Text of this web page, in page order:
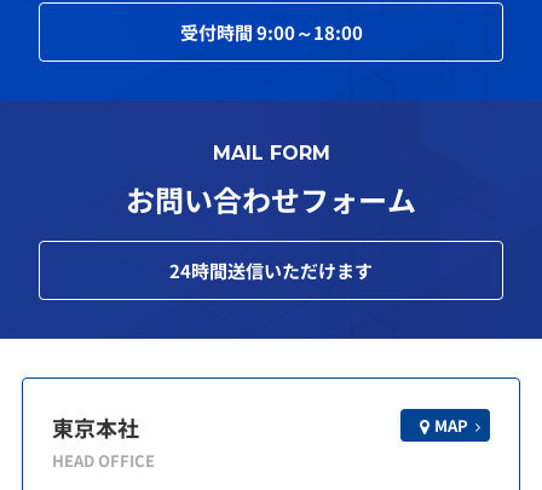
受付時間9:00～18:00
MAIL FORM
お問い合わせフォーム
24時間送信いただけます
東京本社
HEAD OFFICE
MAP